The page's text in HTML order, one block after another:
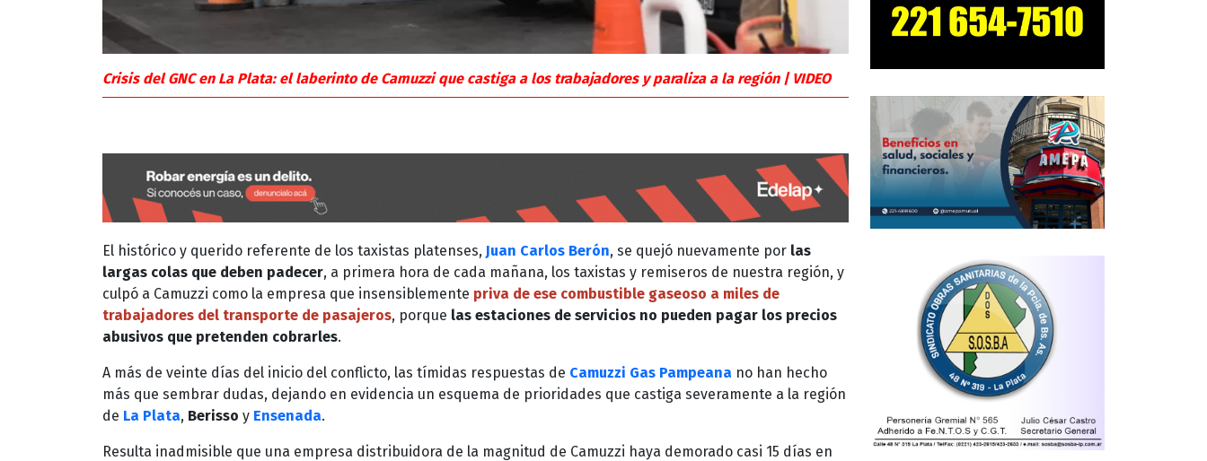
Crisis del GNC en La Plata: el laberinto de Camuzzi que castiga a los trabajadores y paraliza a la región | VIDEO
El histórico y querido referente de los taxistas platenses, Juan Carlos Berón, se quejó nuevamente por las
largas colas que deben padecer, a primera hora de cada mañana, los taxistas y remiseros de nuestra región, y
culpó a Camuzzi como la empresa que insensiblemente priva de ese combustible gaseoso a miles de
trabajadores del transporte de pasajeros, porque las estaciones de servicios no pueden pagar los precios
abusivos que pretenden cobrarles.
A más de veinte días del inicio del conflicto, las tímidas respuestas de Camuzzi Gas Pampeana no han hecho
más que sembrar dudas, dejando en evidencia un esquema de prioridades que castiga severamente a la región
de La Plata, Berisso y Ensenada.
Resulta inadmisible que una empresa distribuidora de la magnitud de Camuzzi haya demorado casi 15 días en